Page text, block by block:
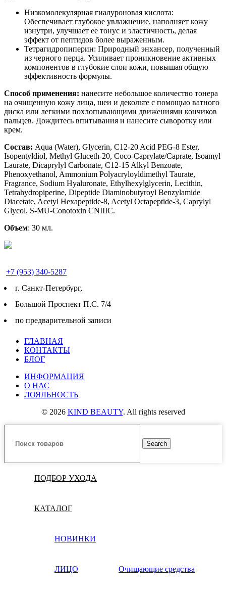
Низкомолекулярная гиалуроновая кислота:
Обеспечивает глубокое увлажнение, наполняет кожу
изнутри, улучшает ее тонус и эластичность, делая
эффект от пептидов более выраженным.
Тетрагидропиперин: Природный энхансер, полученный
из черного перца. Усиливает проникновение активных
компонентов в глубокие слои кожи, повышая общую
эффективность формулы.
Способ применения: нанесите небольшое количество тонера
на очищенную кожу лица, шеи и декольте с помощью ватного
диска или легкими похлопывающими движениями кончиков
пальцев. Дождитесь впитывания и нанесите сыворотку или
крем.
Состав: Aqua (Water), Glycerin, C12-20 Acid PEG-8 Ester,
Isopentyldiol, Methyl Gluceth-20, Coco-Caprylate/Caprate, Isoamyl
Laurate, Dicaprylyl Carbonate, C12-15 Alkyl Benzoate,
Phenoxyethanol, Ammonium Polyacryloyldimethyl Taurate,
Fragrance, Sodium Hyaluronate, Ethylhexylglycerin, Lecithin,
Tetrahydropiperine, Dipeptide Diaminobutyroyl Benzylamide
Diacetate, Acetyl Hexapeptide-8, Acetyl Octapeptide-3, Caprylyl
Glycol, S-MU-Conotoxin CNIIIC.
Объем: 30 мл.
+7 (953) 340-5287
г. Cанкт-Петербург,
Большой Проспект П.С. 7/4
по предварительной записи
ГЛАВНАЯ
КОНТАКТЫ
БЛОГ
ИНФОРМАЦИЯ
О НАС
ЛОЯЛЬНОСТЬ
© 2026 KIND BEAUTY. All rights reserved
Search
ПОДБОР УХОДА
КАТАЛОГ
НОВИНКИ
ЛИЦО Очищающие средства